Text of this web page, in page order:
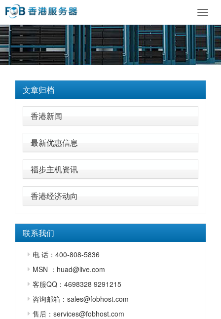
文章归档
香港新闻
最新优惠信息
福步主机资讯
香港经济动向
联系我们
电 话：400-808-5836
MSN ：huad@live.com
客服QQ：4698328 9291215
咨询邮箱：sales@fobhost.com
售后：services@fobhost.com